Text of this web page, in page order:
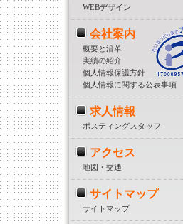
WEBデザイン
会社案内
概要と沿革
実績の紹介
個人情報保護方針
個人情報に関する公表事項
求人情報
ポスティングスタッフ
アクセス
地図・交通
サイトマップ
サイトマップ